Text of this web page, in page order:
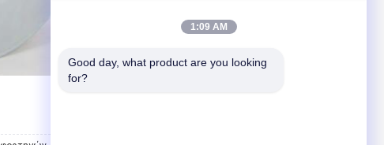
1:09 AM
Good day, what product are you looking
for?